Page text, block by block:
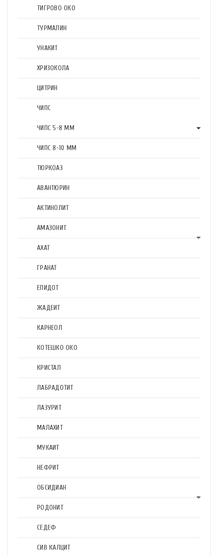
ТИГРОВО ОКО
ТУРМАЛИН
УНАКИТ
ХРИЗОКОЛА
ЦИТРИН
ЧИПС
ЧИПС 5-8 ММ
ЧИПС 8-10 ММ
ТЮРКОАЗ
АВАНТЮРИН
АКТИНОЛИТ
АМАЗОНИТ
АХАТ
ГРАНАТ
ЕПИДОТ
ЖАДЕИТ
КАРНЕОЛ
КОТЕШКО ОКО
КРИСТАЛ
ЛАБРАДОТИТ
ЛАЗУРИТ
МАЛАХИТ
МУКАИТ
НЕФРИТ
ОБСИДИАН
РОДОНИТ
СЕДЕФ
СИВ КАЛЦИТ